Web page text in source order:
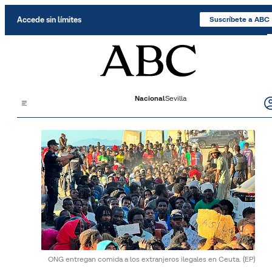
Accede sin límites Suscríbete a ABC
NacionalSevilla
ONG entregan comida a los extranjeros ilegales en Ceuta. (EP)